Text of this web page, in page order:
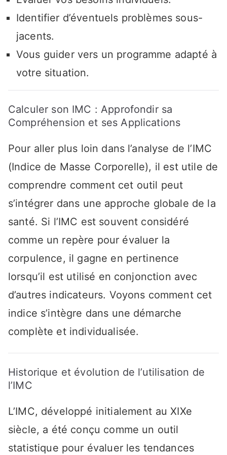
Identifier d’éventuels problèmes sous-
jacents.
Vous guider vers un programme adapté à
votre situation.
Calculer son IMC : Approfondir sa
Compréhension et ses Applications
Pour aller plus loin dans l’analyse de l’IMC
(Indice de Masse Corporelle), il est utile de
comprendre comment cet outil peut
s’intégrer dans une approche globale de la
santé. Si l’IMC est souvent considéré
comme un repère pour évaluer la
corpulence, il gagne en pertinence
lorsqu’il est utilisé en conjonction avec
d’autres indicateurs. Voyons comment cet
indice s’intègre dans une démarche
complète et individualisée.
Historique et évolution de l’utilisation de
l’IMC
L’IMC, développé initialement au XIXe
siècle, a été conçu comme un outil
statistique pour évaluer les tendances